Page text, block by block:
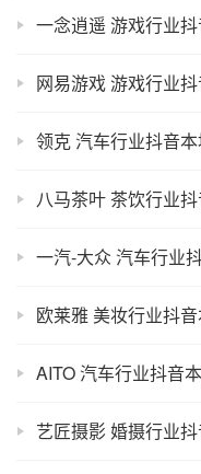
一念逍遥 游戏行业
网易游戏 游戏行业
领克 汽车行业抖音
八马茶叶 茶饮行业
一汽-大众 汽车行业
欧莱雅 美妆行业抖
AITO 汽车行业抖音
艺匠摄影 婚摄行业